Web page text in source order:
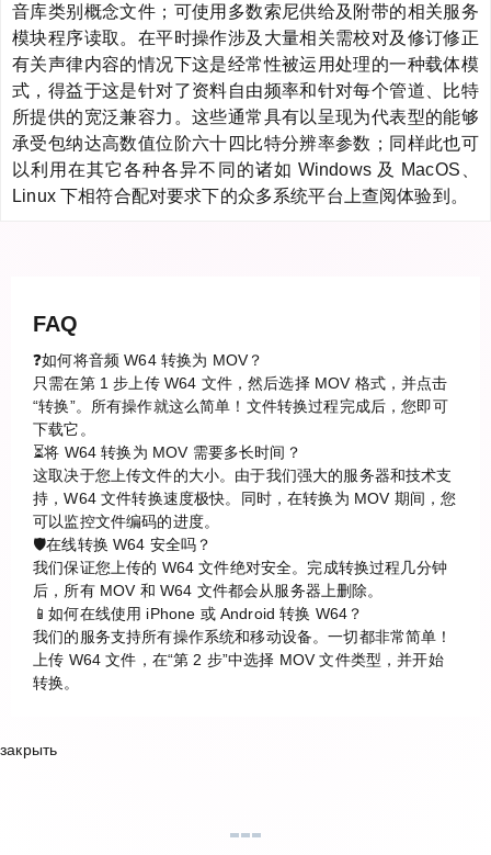
音库类别概念文件；可使用多数索尼供给及附带的相关服务
模块程序读取。在平时操作涉及大量相关需校对及修订修正
有关声律内容的情况下这是经常性被运用处理的一种载体模
式，得益于这是针对了资料自由频率和针对每个管道、比特
所提供的宽泛兼容力。这些通常具有以呈现为代表型的能够
承受包纳达高数值位阶六十四比特分辨率参数；同样此也可
以利用在其它各种各异不同的诸如 Windows 及 MacOS、
Linux 下相符合配对要求下的众多系统平台上查阅体验到。
FAQ
❓如何将音频 W64 转换为 MOV？
只需在第 1 步上传 W64 文件，然后选择 MOV 格式，并点击
“转换”。所有操作就这么简单！文件转换过程完成后，您即可
下载它。
⏳将 W64 转换为 MOV 需要多长时间？
这取决于您上传文件的大小。由于我们强大的服务器和技术支
持，W64 文件转换速度极快。同时，在转换为 MOV 期间，您
可以监控文件编码的进度。
🛡️在线转换 W64 安全吗？
我们保证您上传的 W64 文件绝对安全。完成转换过程几分钟
后，所有 MOV 和 W64 文件都会从服务器上删除。
📱如何在线使用 iPhone 或 Android 转换 W64？
我们的服务支持所有操作系统和移动设备。一切都非常简单！
上传 W64 文件，在“第 2 步”中选择 MOV 文件类型，并开始
转换。
закрыть